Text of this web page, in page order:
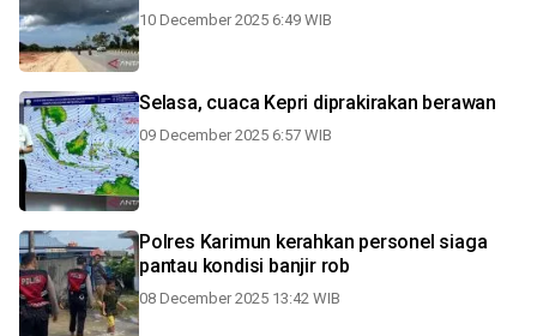
10 December 2025 6:49 WIB
Selasa, cuaca Kepri diprakirakan berawan
09 December 2025 6:57 WIB
Polres Karimun kerahkan personel siaga
pantau kondisi banjir rob
08 December 2025 13:42 WIB